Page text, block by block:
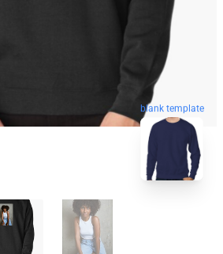
blank template